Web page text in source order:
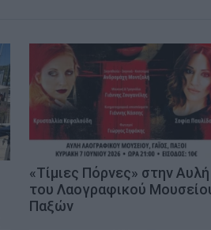
«Τίμιες Πόρνες» στην Αυλή
του Λαογραφικού
Παξών